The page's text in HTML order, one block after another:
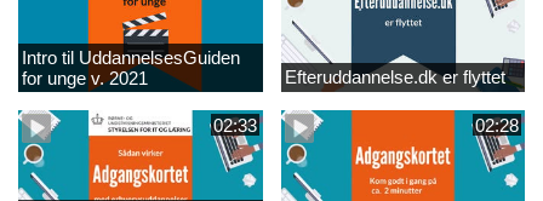
Intro til UddannelsesGuiden
for unge v. 2021
Efteruddannelse.dk er flyttet
02:33 02:28